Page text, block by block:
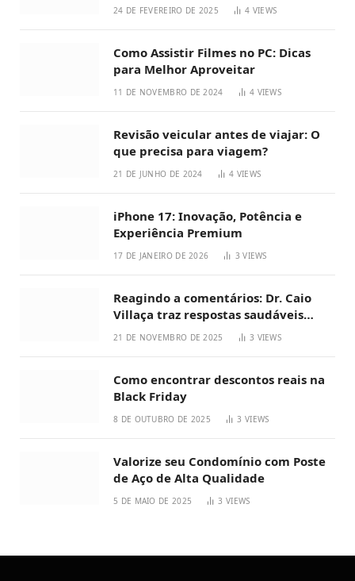
24 DE FEVEREIRO DE 2025 4 VIEWS
Como Assistir Filmes no PC: Dicas
para Melhor Aproveitar
11 DE NOVEMBRO DE 2024 4 VIEWS
Revisão veicular antes de viajar: O
que precisa para viagem?
21 DE JUNHO DE 2024 4 VIEWS
iPhone 17: Inovação, Potência e
Experiência Premium
17 DE JANEIRO DE 2026 3VIEWS
Reagindo a comentários: Dr. Caio
Villaça traz respostas saudáveis
sobre emagrecimento
21 DE NOVEMBRO DE 2025 3 VIEWS
Como encontrar descontos reais na
Black Friday
8 DE OUTUBRO DE 2025 3 VIEWS
Valorize seu Condomínio com Poste
de Aço de Alta Qualidade
5 DE MAIO DE 2025 3VIEWS